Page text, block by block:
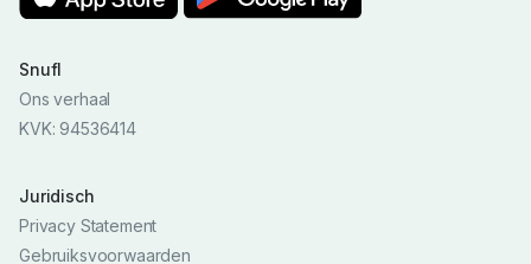
Snufl
Ons verhaal
KVK: 94536414
Juridisch
Privacy Statement
Gebruiksvoorwaarden